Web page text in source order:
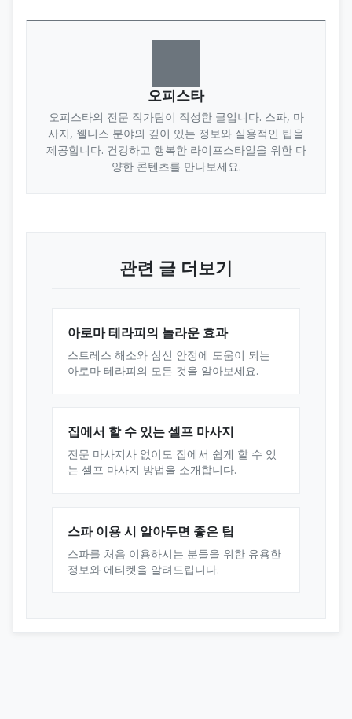
오피스타
오피스타의 전문 작가팀이 작성한 글입니다. 스파, 마
사지, 웰니스 분야의 깊이 있는 정보와 실용적인 팁을
제공합니다. 건강하고 행복한 라이프스타일을 위한 다
양한 콘텐츠를 만나보세요.
관련 글 더보기
아로마 테라피의 놀라운 효과
스트레스 해소와 심신 안정에 도움이 되는
아로마 테라피의 모든 것을 알아보세요.
집에서 할 수 있는 셀프 마사지
전문 마사지사 없이도 집에서 쉽게 할 수 있
는 셀프 마사지 방법을 소개합니다.
스파 이용 시 알아두면 좋은 팁
스파를 처음 이용하시는 분들을 위한 유용한
정보와 에티켓을 알려드립니다.